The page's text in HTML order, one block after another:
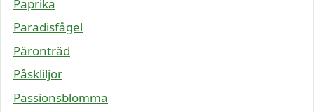
Paprika
Paradisfågel
Päronträd
Påskliljor
Passionsblomma